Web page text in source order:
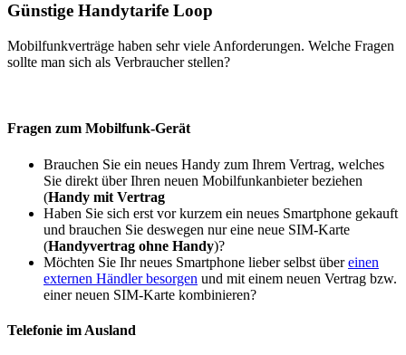
Günstige Handytarife Loop
Mobilfunkverträge haben sehr viele Anforderungen. Welche Fragen
sollte man sich als Verbraucher stellen?
Fragen zum Mobilfunk-Gerät
Brauchen Sie ein neues Handy zum Ihrem Vertrag, welches
Sie direkt über Ihren neuen Mobilfunkanbieter beziehen
(Handy mit Vertrag
Haben Sie sich erst vor kurzem ein neues Smartphone gekauft
und brauchen Sie deswegen nur eine neue SIM-Karte
(Handyvertrag ohne Handy)?
Möchten Sie Ihr neues Smartphone lieber selbst übereinen
externen Händler besorgen und mit einem neuen Vertrag bzw.
einer neuen SIM-Karte kombinieren?
Telefonie im Ausland